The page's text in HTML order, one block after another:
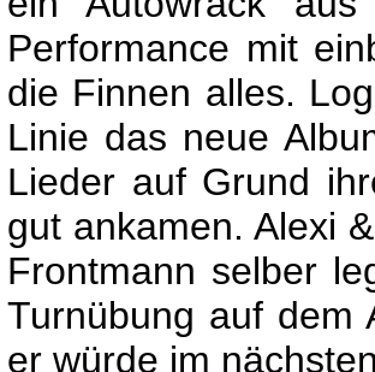
Performance mit
die Finnen alles.
Linie das neue
Lieder auf Grund
gut ankamen. Alexi
Frontmann selber
Turnübung auf dem
er würde im